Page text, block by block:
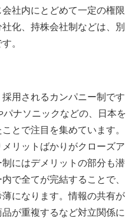
社内にとどめて一定の権限
化、持株会社制などは、別
。
用されるカンパニー制です
ナソニックなどの、日本を
とで注目を集めています。
リットばかりがクローズア
にはデメリットの部分も潜
で全てが完結することで、
になります。情報の共有が
が重複するなど対立関係に